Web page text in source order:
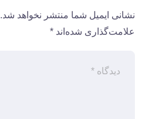
نشانی ایمیل شما منتشر نخواهد شد.
علامت‌گذاری شده‌اند *